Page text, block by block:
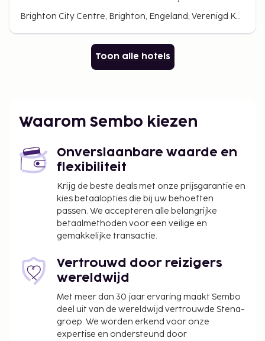
Brighton City Centre, Brighton, Engeland, Verenigd Koninkrijk
Toon alle hotels
Waarom Sembo kiezen
Onverslaanbare waarde en
flexibiliteit
Krijg de beste deals met onze prijsgarantie en
kies betaalopties die bij uw behoeften
passen. We accepteren alle belangrijke
betaalmethoden voor een veilige en
gemakkelijke transactie.
Vertrouwd door reizigers
wereldwijd
Met meer dan 30 jaar ervaring maakt Sembo
deel uit van de wereldwijd vertrouwde Stena-
groep. We worden erkend voor onze
expertise en ondersteund door